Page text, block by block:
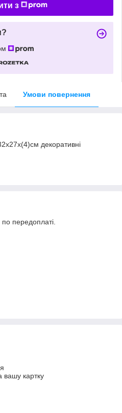
з
Умови повернення
декоративні
по передоплаті.
вашу картку